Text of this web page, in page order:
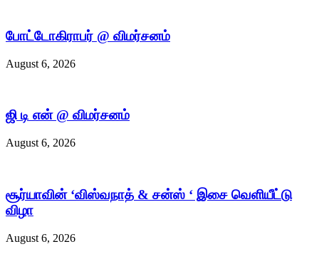
போட்டோகிராபர் @ விமர்சனம்
August 6, 2026
ஜி டி என் @ விமர்சனம்
August 6, 2026
சூர்யாவின் ‘விஸ்வநாத் & சன்ஸ் ‘ இசை வெளியீட்டு
விழா
August 6, 2026